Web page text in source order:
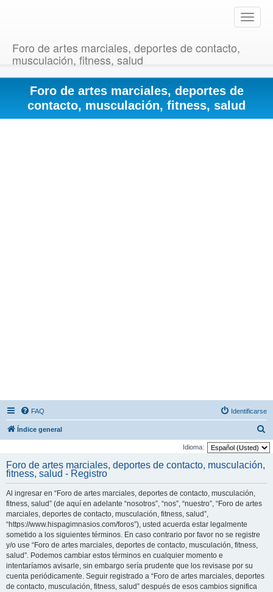
T
o
e
v
Foro de artes marciales, deportes de contacto,
musculación, fitness, salud
Foro de artes marciales, deportes de
contacto, musculación, fitness, salud
FAQ Identificarse
Índice general
u
Idioma:
Foro de artes marciales, deportes de contacto, musculación,
fitness, salud - Registro
Al ingresar en “Foro de artes marciales, deportes de contacto, musculación,
fitness, salud” (de aquí en adelante “nosotros”, “nos”, “nuestro”, “Foro de artes
marciales, deportes de contacto, musculación, fitness, salud”,
“https://www.hispagimnasios.com/foros”), usted acuerda estar legalmente
sometido a los siguientes términos. En caso contrario por favor no se registre
y/o use “Foro de artes marciales, deportes de contacto, musculación, fitness,
salud”. Podemos cambiar estos términos en cualquier momento e
intentaríamos avisarle, sin embargo sería prudente que los revisase por su
cuenta periódicamente. Seguir registrado a “Foro de artes marciales, deportes
de contacto, musculación, fitness, salud” después de esos cambios significa